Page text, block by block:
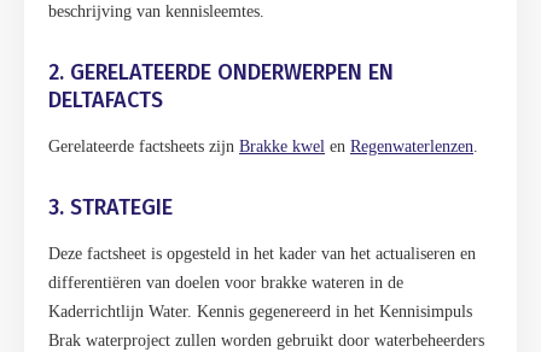
beschrijving van kennisleemtes.
2. GERELATEERDE ONDERWERPEN EN
DELTAFACTS
Gerelateerde factsheets zijn Brakke kwel en Regenwaterlenzen
3. STRATEGIE
Deze factsheet is opgesteld in het kader van het actualiseren en
differentiëren van doelen voor brakke wateren in de
Kaderrichtlijn Water. Kennis gegenereerd in het Kennisimpuls
Brak waterproject zullen worden gebruikt door waterbeheerders